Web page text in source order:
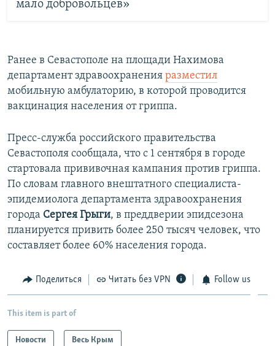
мало добровольцев»
Ранее в Севастополе на площади Нахимова
департамент здравоохранения разместил
мобильную амбулаторию, в которой проводится
вакцинация населения от гриппа.
Пресс-служба российского правительства
Севастополя сообщала, что с 1 сентября в городе
стартовала прививочная кампания против гриппа.
По словам главного внештатного специалиста-
эпидемиолога департамента здравоохранения
города Сергея Грыги, в преддверии эпидсезона
планируется привить более 250 тысяч человек, что
составляет более 60% населения города.
Поделиться Читать без VPN Follow us
This item is part of
Новости Весь Крым